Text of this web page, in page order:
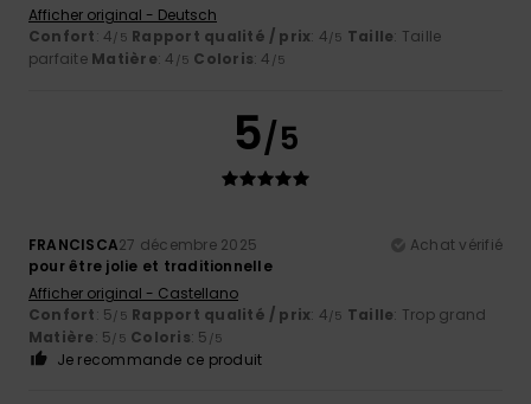
Afficher original - Deutsch
Confort: 4/5 Rapport qualité / prix: 4/5 Taille: Taille
parfaite Matière: 4 /5 Coloris: 4 /5
5/5
FRANCISCA27 décembre 2025
Achat vérifié
pour être jolie et traditionnelle
Afficher original - Castellano
Confort: 5/5 Rapport qualité / prix: 4/5 Taille: Trop grand
Matière: 5/5 Coloris: 5 /5
Je recommande ce produit